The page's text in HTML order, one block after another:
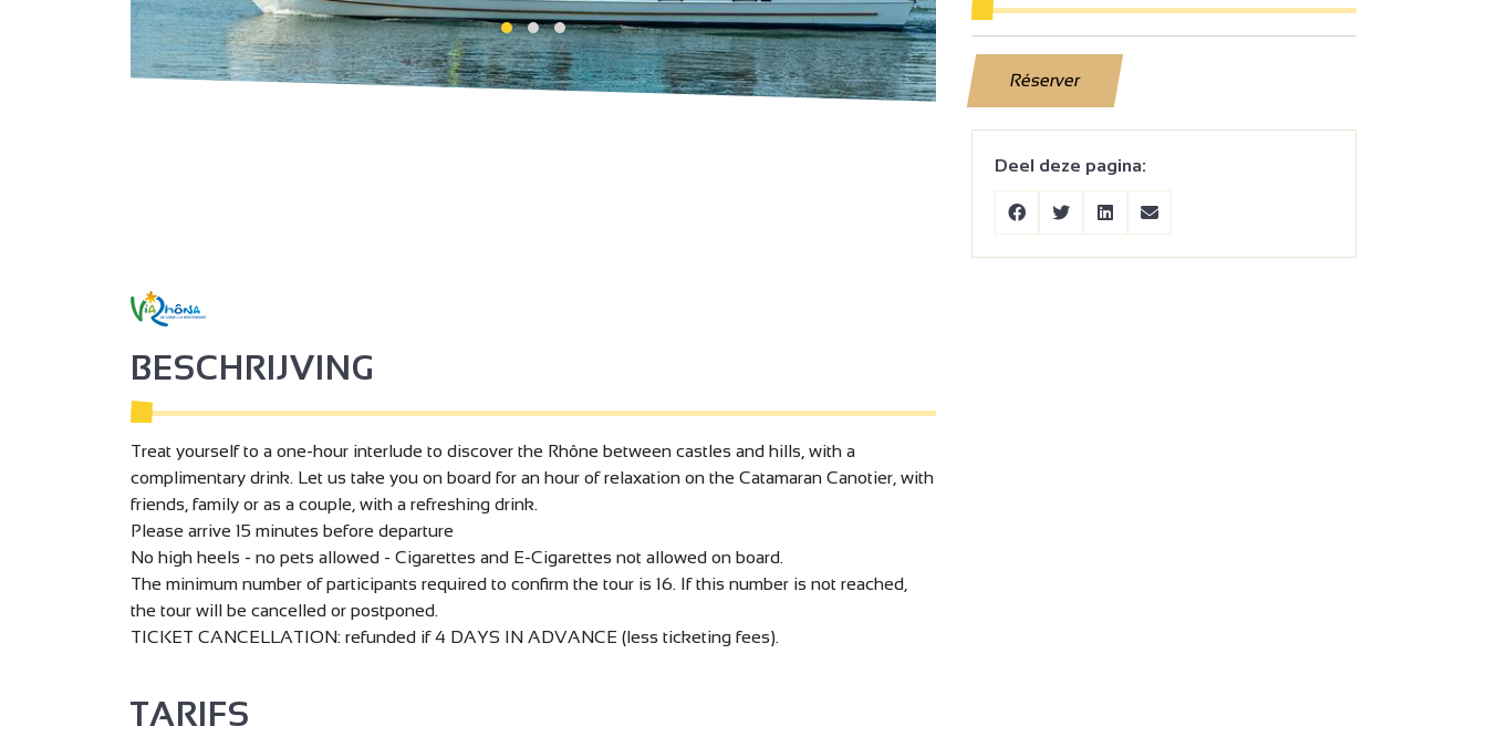
Réserver
Deel deze pagina:
BESCHRIJVING
Treat yourself to a one-hour interlude to discover the Rhône between castles and hills, with a
complimentary drink. Let us take you on board for an hour of relaxation on the Catamaran Canotier, with
friends, family or as a couple, with a refreshing drink.
Please arrive 15 minutes before departure
No high heels - no pets allowed - Cigarettes and E-Cigarettes not allowed on board.
The minimum number of participants required to confirm the tour is 16. If this number is not reached,
the tour will be cancelled or postponed.
TICKET CANCELLATION: refunded if 4 DAYS IN ADVANCE (less ticketing fees).
TARIFS